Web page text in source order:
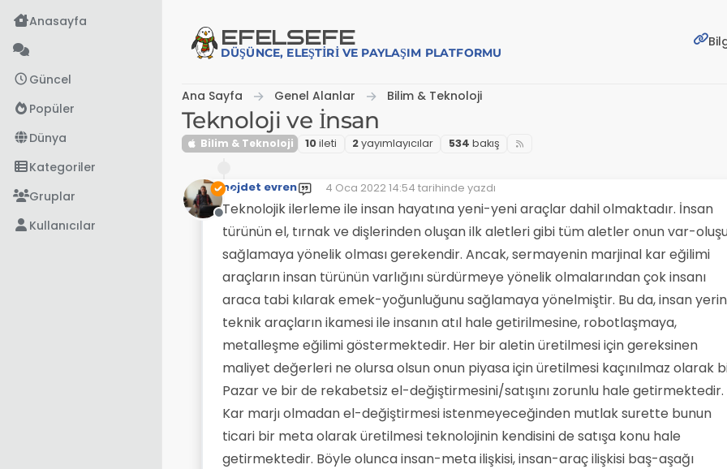
İçeriğe atla
Anasayfa
Güncel
Popüler
Dünya
Kategoriler
Gruplar
Kullanıcılar
EFELSEFE
DÜŞÜNCE, ELEŞTIRI VE PAYLAŞIM PLATFORMU
Ana Sayfa Genel Alanlar Bilim & Teknoloji
Teknoloji ve İnsan
Bilim & Teknoloji 10i̇leti 2yayımlayıcılar 534 bakış
Çevrimdışı
nejdet evren 4 Oca 2022 14:54 tarihinde yazdı
Son düzenleyen:
Teknolojik ilerleme ile insan hayatına yeni-yeni araçlar dahil olmaktadır. İnsan
türünün el, tırnak ve dişlerinden oluşan ilk aletleri gibi tüm aletler onun var-
sağlamaya yönelik olması gerekendir. Ancak, sermayenin marjinal kar eğilimi
araçların insan türünün varlığını sürdürmeye yönelik olmalarından çok insanı
araca tabi kılarak emek-yoğunluğunu sağlamaya yönelmiştir. Bu da, insan
teknik araçların ikamesi ile insanın atıl hale getirilmesine, robotlaşmaya,
metalleşme eğilimi göstermektedir. Her bir aletin üretilmesi için gereksinen
maliyet değerleri ne olursa olsun onun piyasa için üretilmesi kaçınılmaz olarak
Pazar ve bir de rekabetsiz el-değiştirmesini/satışını zorunlu hale getirmektedir.
Kar marjı olmadan el-değiştirmesi istenmeyeceğinden mutlak surette bunun
ticari bir meta olarak üretilmesi teknolojinin kendisini de satışa konu hale
getirmektedir. Böyle olunca insan-meta ilişkisi, insan-araç ilişkisi baş-aşağı